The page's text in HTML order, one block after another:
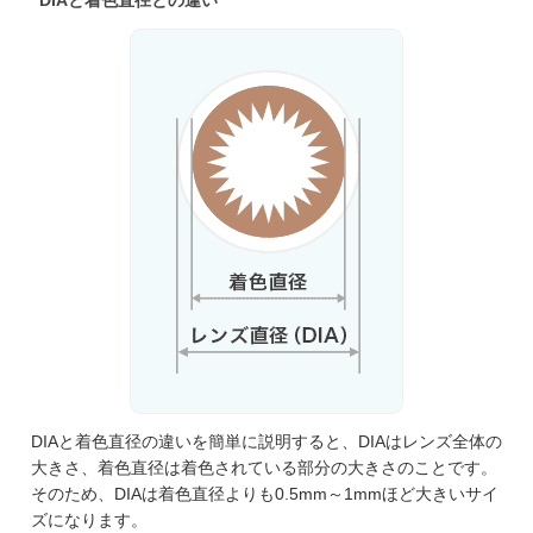
DIAと着色直径の違いを簡単に説明すると、DIAはレンズ全体の
大きさ、着色直径は着色されている部分の大きさのことです。
そのため、DIAは着色直径よりも0.5mm～1mmほど大きいサイ
ズになります。